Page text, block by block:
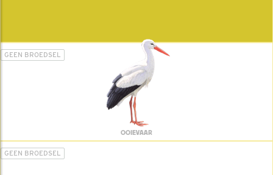
GEEN BROEDSEL
OOIEVAAR
GEEN BROEDSEL